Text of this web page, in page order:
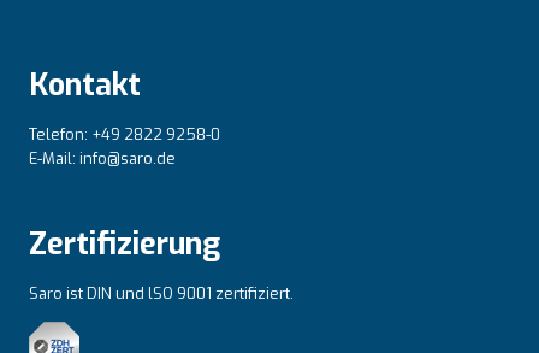
Kontakt
Telefon: +49 2822 9258-0
E-Mail: info@saro.de
Zertifizierung
Saro ist DIN und lSO 9001 zertifiziert.